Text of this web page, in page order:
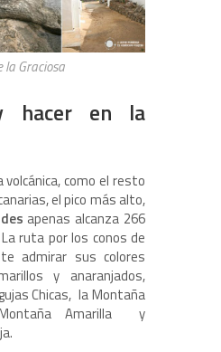
la Graciosa
hacer en la
como el resto
el pico más alto,
apenas alcanza 266
ruta por los conos de
admirar sus colores
y anaranjados,
Chicas, la Montaña
Amarilla y